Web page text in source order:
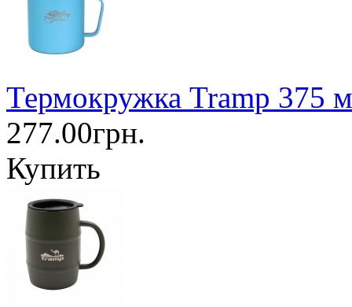
Термокружка Tramp 375
277.00грн.
Купить